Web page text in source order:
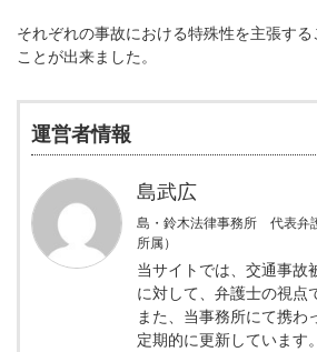
それぞれの事故における特殊性を主張す
ことが出来ました。
運営者情報
島武広
島・鈴木法律事務所 代表弁
所属）
当サイトでは、交通事故
に対して、弁護士の視点
また、当事務所にて携わ
定期的に更新しています